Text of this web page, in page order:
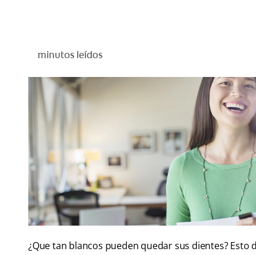
minutos leídos
¿Que tan blancos pueden quedar sus dientes?